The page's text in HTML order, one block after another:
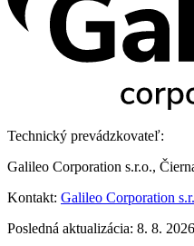
Technický prevádzkovateľ:
Galileo Corporation s.r.o.,
Kontakt: Galileo Corporation
Posledná aktualizácia: 8. 8. 2026